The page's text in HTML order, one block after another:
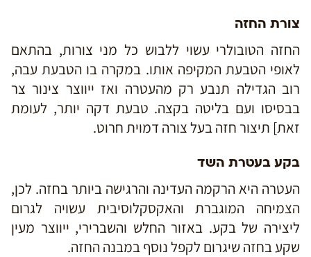
צורת החזה
החזה הטובולרי עשוי ללבוש כל מני צורות, בהתאם
לאופי הטבעת המקיפה אותו. במקרה בו הטבעת עבה,
רוב הגדילה תנבע רק מהעטרה ואז ייווצר צינור צר
בבסיסו ועם בליטה בקצה. טבעת דקה יותר, לעומת
זאת] תיצור חזה בעל צורה דמוית חרוט.
בקע בעטרת השד
העטרה היא הרקמה העדינה והרגישה ביותר בחזה. לכן,
הצמיחה המוגברת והאקסקלוסיבית עשויה לגרום
ליצירה של בקע. באזור החלש והשברירי, ייווצר מעין
שקע בחזה שיגרום לקפל נוסף במבנה החזה.